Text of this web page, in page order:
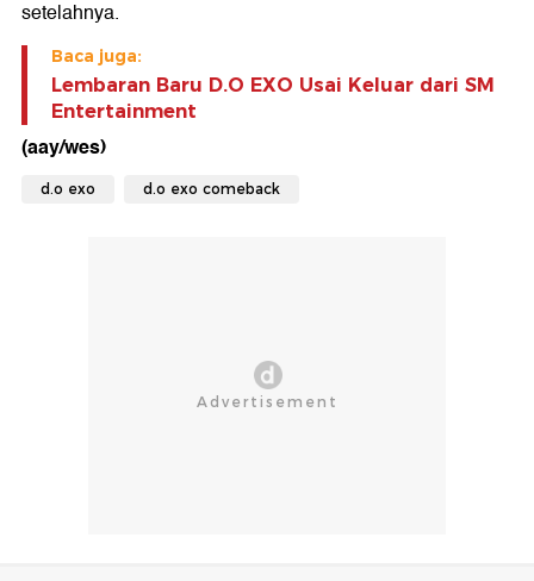
setelahnya.
Baca juga:
Lembaran Baru D.O EXO Usai Keluar dari SM
Entertainment
(aay/wes)
d.o exo d.o exo comeback